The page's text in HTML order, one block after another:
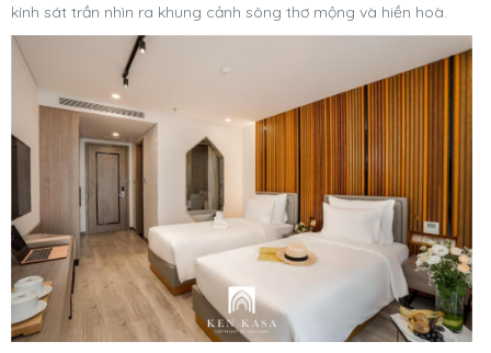
kính sát trần nhìn ra khung cảnh sông thơ mộng và hiền hoà.